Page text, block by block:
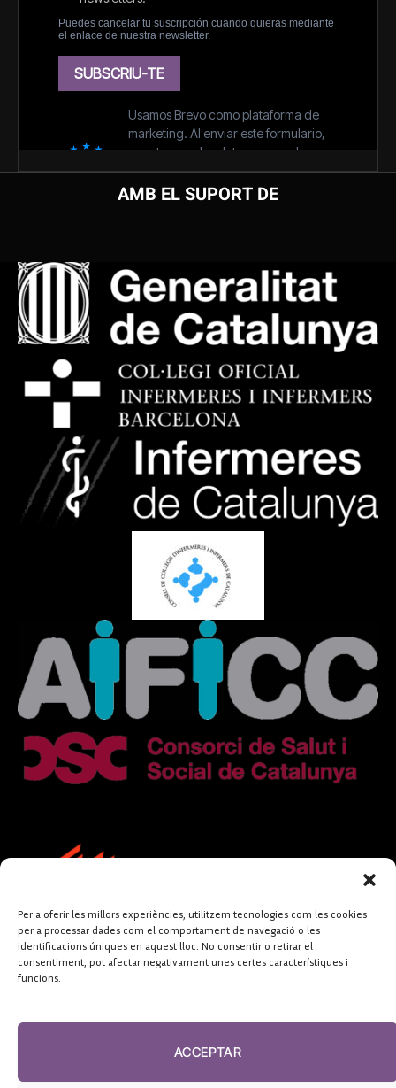
Per a oferir les millors experiències, utilitzem tecnologies com les cookies
per a processar dades com el comportament de navegació o les
identificacions úniques en aquest lloc. No consentir o retirar el
consentiment, pot afectar negativament unes certes característiques i
funcions.
ACCEPTAR
AMB EL SUPORT DE
FUNDACIÓ